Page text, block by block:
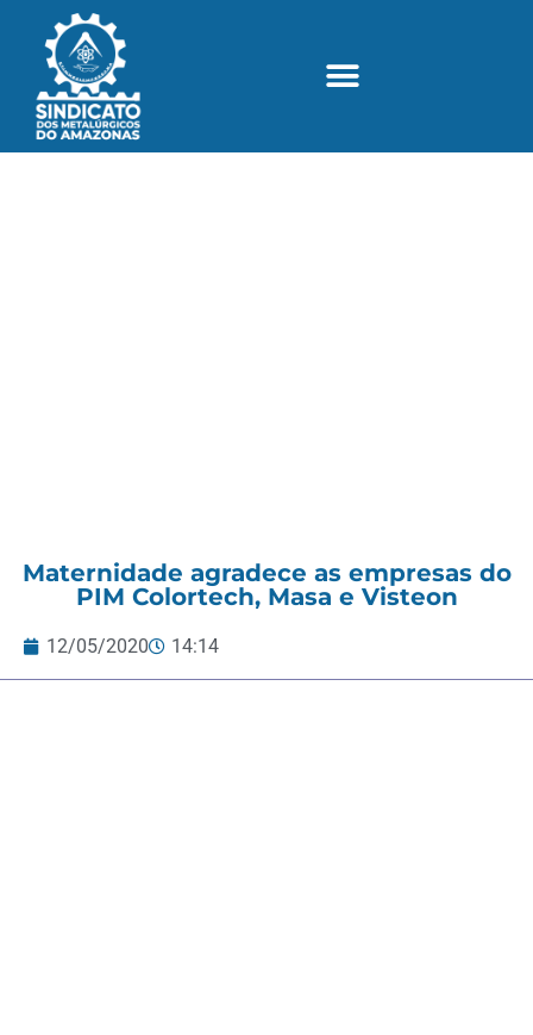
Maternidade agradece as empresas do
PIM Colortech, Masa e Visteon
12/05/2020 14:14